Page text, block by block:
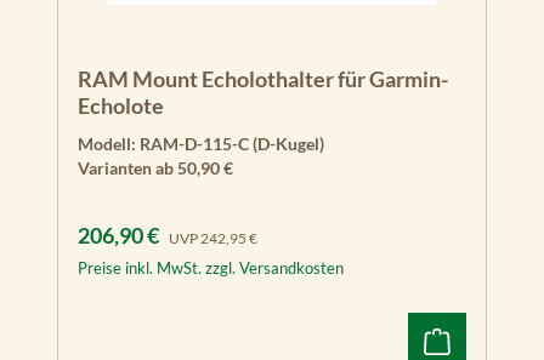
RAM Mount Echolothalter für Garmin-
Echolote
Modell: RAM-D-115-C (D-Kugel)
Varianten ab50,90 €
Verkaufspreis:
206,90 € UVP Regulärer Preis:
242,95 €
Preise inkl. MwSt. zzgl. Versandkosten